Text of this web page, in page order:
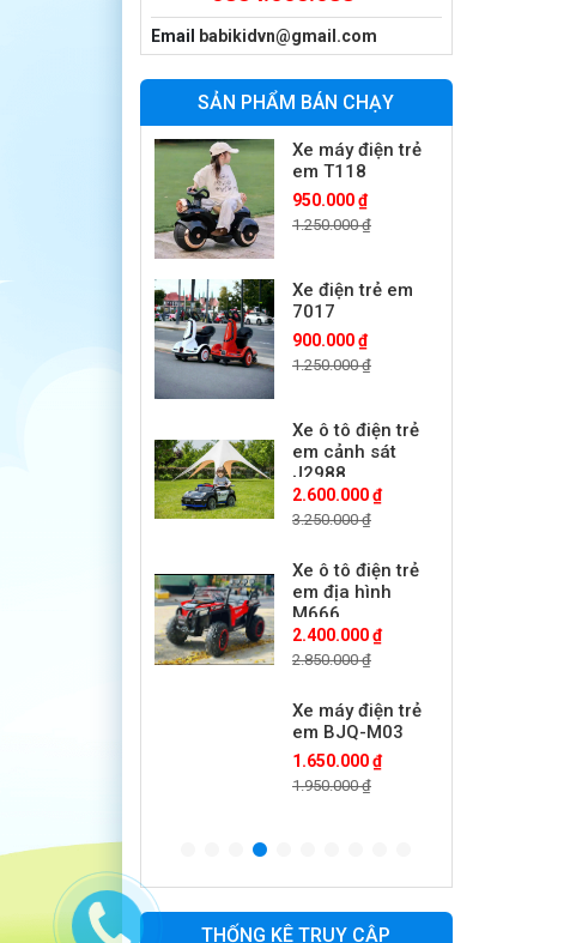
Email babikidvn@gmail.com
SẢN PHẨM BÁN CHẠY
em KS-518
900.000 ₫
1.250.000 ₫
Xe máy điện trẻ
em T118
950.000 ₫
1.250.000 ₫
Xe điện trẻ em
7017
900.000 ₫
1.250.000 ₫
Xe ô tô điện trẻ
em cảnh sát
J2988
2.600.000 ₫
3.250.000 ₫
Xe ô tô điện trẻ
em địa hình
M666
2.400.000 ₫
2.850.000 ₫
Xe máy điện trẻ
em BJQ-M03
1.650.000 ₫
1.950.000 ₫
1.950.000 ₫
THỐNG KÊ TRUY CẬP